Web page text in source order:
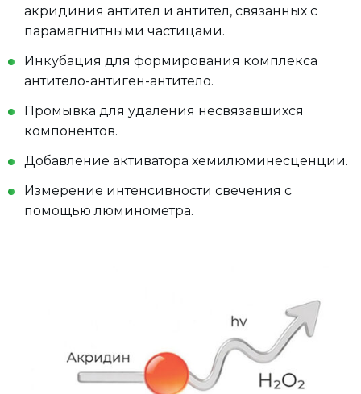
акридиния антител и антител, связанных с
парамагнитными частицами.
Инкубация для формирования комплекса
антитело-антиген-антитело.
Промывка для удаления несвязавшихся
компонентов.
Добавление активатора хемилюминесценции.
Измерение интенсивности свечения с
помощью люминометра.